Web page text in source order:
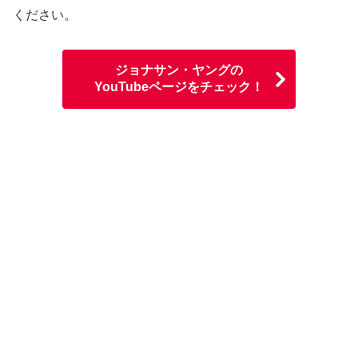
ください。
ジョナサン・ヤングの
YouTubeページをチェック！